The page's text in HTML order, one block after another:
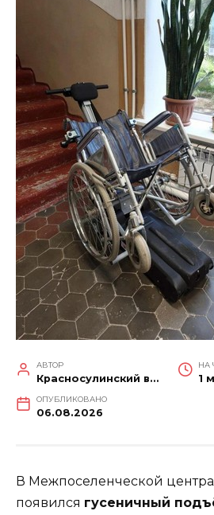
АВТОР
Красносулинский вестник
НА
1
ОПУБЛИКОВАНО
06.08.2026
В Межпоселенческой
появился гусеничный